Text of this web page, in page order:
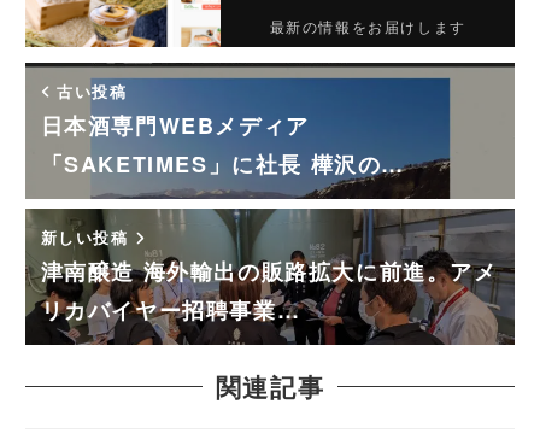
最新の情報をお届けします
古い投稿
日本酒専門WEBメディア
「SAKETIMES」に社長 樺沢の…
新しい投稿
津南醸造 海外輸出の販路拡大に前進。アメ
リカバイヤー招聘事業…
関連記事